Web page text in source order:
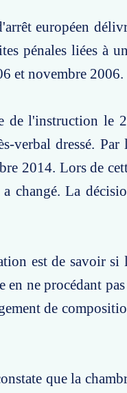
européen
pénales liées à
et novembre 2006.
de l'instruction le
verbal dressé. Par
2014. Lors de
changé. La
est de savoir si
en ne procédant pas
de
que la